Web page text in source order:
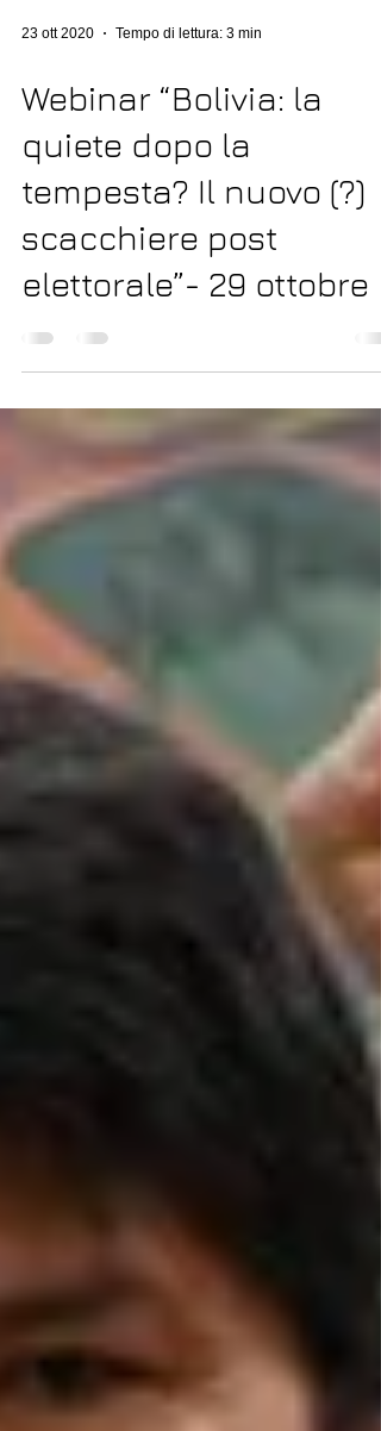
Webinar “Bolivia: la
quiete dopo la
tempesta? Il nuovo (?)
scacchiere post
elettorale”- 29 ottobre